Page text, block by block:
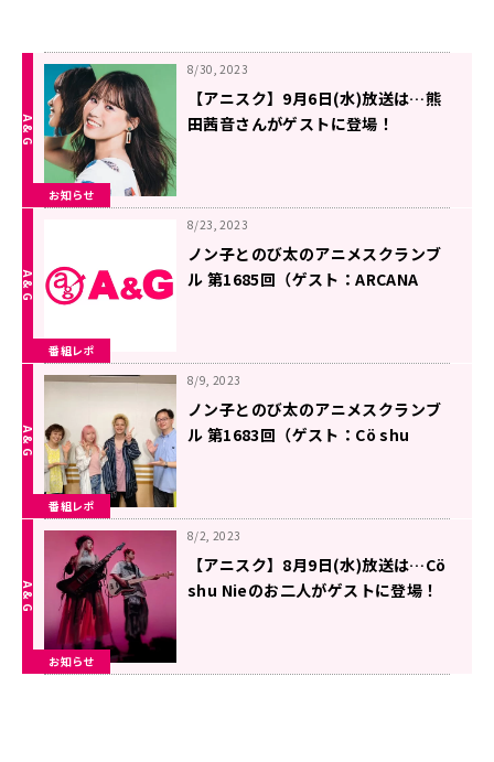
お知らせ
8/30, 2023
【アニスク】9月6日(水)放送は…熊
田茜音さんがゲストに登場！
番組レポ
8/23, 2023
ノン子とのび太のアニメスクランブ
ル 第1685回（ゲスト：ARCANA
番組レポ
8/9, 2023
ノン子とのび太のアニメスクランブ
ル 第1683回（ゲスト：Cö shu
お知らせ
8/2, 2023
【アニスク】8月9日(水)放送は…Cö
shu Nieのお二人がゲストに登場！